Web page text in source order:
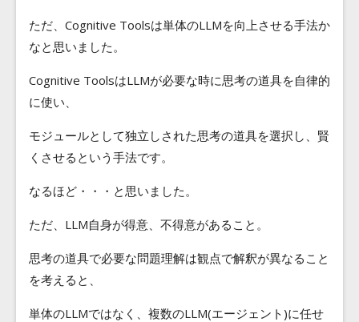
ただ、Cognitive Toolsは単体のLLMを向上させる手法か
なと思いました。
Cognitive ToolsはLLMが必要な時に思考の道具を自律的
に使い、
モジュールとして独立しされた思考の道具を選択し、賢
くさせるという手法です。
なるほど・・・と思いました。
ただ、LLM自身が得意、不得意があること。
思考の道具で必要な問題理解は観点で解釈が異なること
を考えると、
単体のLLMではなく、複数のLLM(エージェント)に任せ